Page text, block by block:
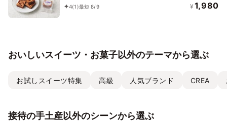
4(1)最短 8/9 ¥ 1,980
おいしいスイーツ・お菓子以外のテーマから選ぶ
お試しスイーツ特集 高級 人気ブランド CREA
接待の手土産以外のシーンから選ぶ